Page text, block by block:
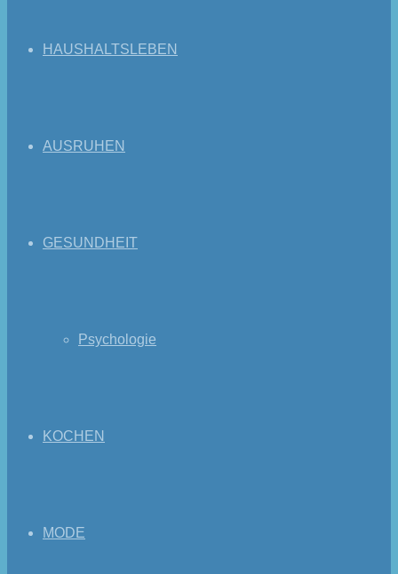
HAUSHALTSLEBEN
AUSRUHEN
GESUNDHEIT
Psychologie
KOCHEN
MODE